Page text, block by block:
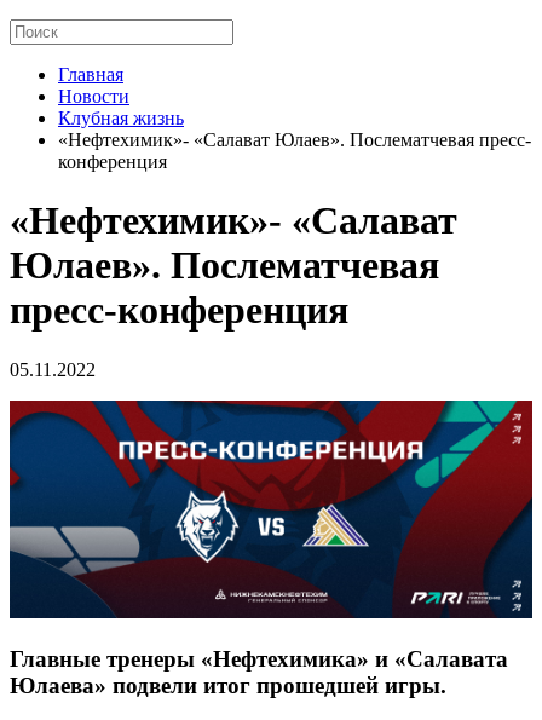
Главная
Новости
Клубная жизнь
«Нефтехимик»- «Салават Юлаев». Послематчевая пресс-
конференция
«Нефтехимик»- «Салават
Юлаев». Послематчевая
пресс-конференция
05.11.2022
Главные тренеры «Нефтехимика» и «Салавата
Юлаева» подвели итог прошедшей игры.